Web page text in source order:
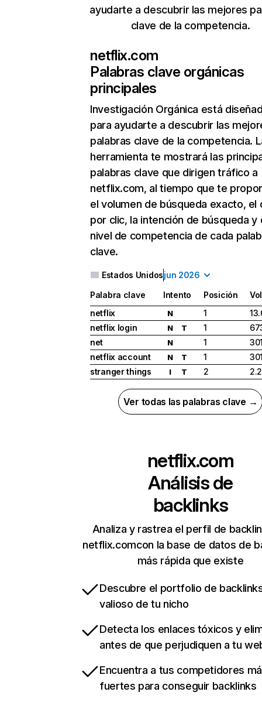
ayudarte a descubrir las mejores
clave de la competencia.
netflix.com
Palabras clave orgánicas
principales
Investigación Orgánica está
para ayudarte a descubrir las
palabras clave de la competencia.
herramienta te mostrará las
palabras clave que dirigen tráfico a
netflix.com, al tiempo que te
el volumen de búsqueda exacto, el
por clic, la intención de búsqueda y
nivel de competencia de cada
clave.
Estados Unidosjun 2026
Palabra clave Intento Posición
netflix
N 1
netflix login
N T 1
net
N 1
netflix account
N T 1
stranger things
I T 2
Ver todas las palabras clave →
netflix.com
Análisis de
backlinks
Analiza y rastrea el perfil de
netflix.comcon la base de datos de
más rápida que existe
Descubre el portfolio de
valioso de tu nicho
Detecta los enlaces tóxicos y
antes de que perjudiquen a tu
Encuentra a tus competidores
fuertes para conseguir backlinks